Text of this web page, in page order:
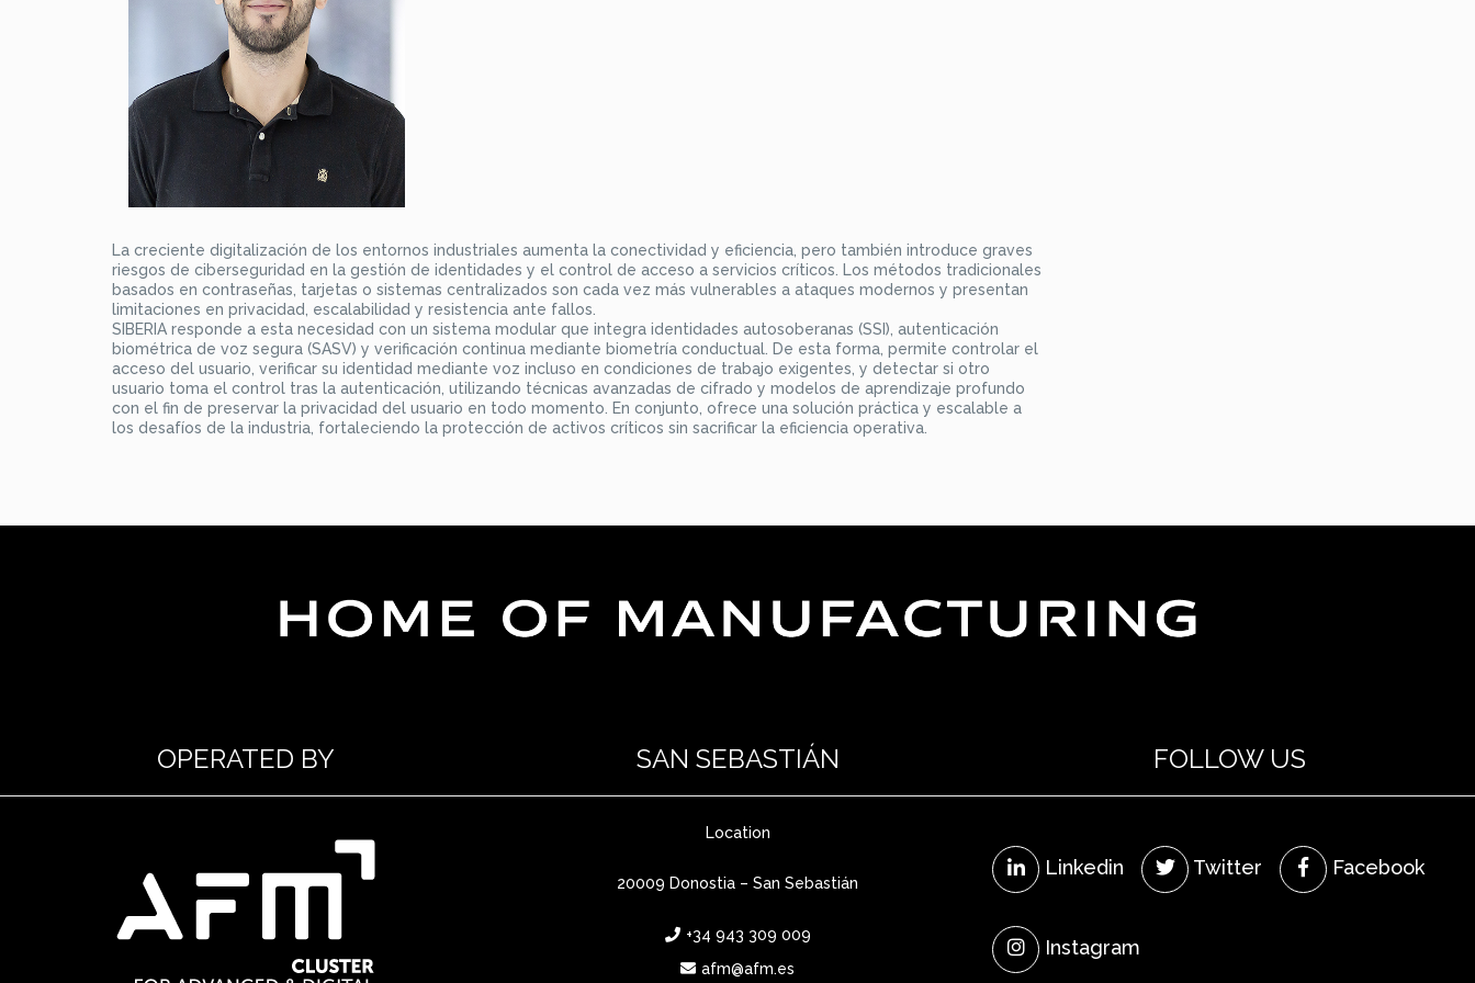
La creciente digitalización de los entornos industriales aumenta la conectividad y eficiencia, pero también introduce graves
riesgos de ciberseguridad en la gestión de identidades y el control de acceso a servicios críticos. Los métodos tradicionales
basados en contraseñas, tarjetas o sistemas centralizados son cada vez más vulnerables a ataques modernos y presentan
limitaciones en privacidad, escalabilidad y resistencia ante fallos.
SIBERIA responde a esta necesidad con un sistema modular que integra identidades autosoberanas (SSI), autenticación
biométrica de voz segura (SASV) y verificación continua mediante biometría conductual. De esta forma, permite controlar el
acceso del usuario, verificar su identidad mediante voz incluso en condiciones de trabajo exigentes, y detectar si otro
usuario toma el control tras la autenticación, utilizando técnicas avanzadas de cifrado y modelos de aprendizaje profundo
con el fin de preservar la privacidad del usuario en todo momento. En conjunto, ofrece una solución práctica y escalable a
los desafíos de la industria, fortaleciendo la protección de activos críticos sin sacrificar la eficiencia operativa.
OPERATED BY SAN SEBASTIÁN
Location
20009 Donostia – San Sebastián
+34 943 309 009
afm@afm.es
FOLLOW US
Linkedin Twitter Facebook
Instagram